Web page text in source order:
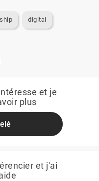
digital
et je
plus
et j'ai